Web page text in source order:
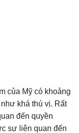
của Mỹ có khoảng
khá thú vị. Rất
đến quyền
sự liên quan đến